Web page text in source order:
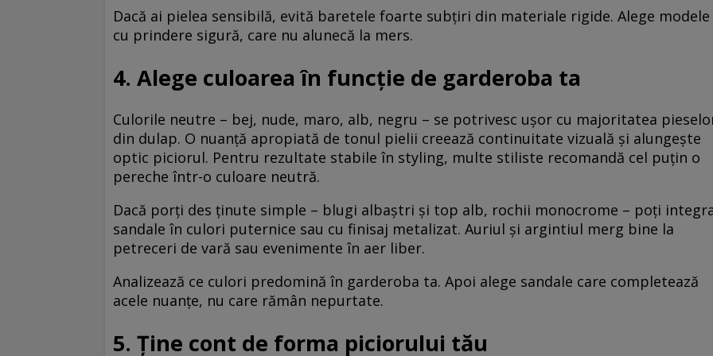
Dacă ai pielea sensibilă, evită baretele foarte subțiri din materiale rigide. Alege modele
cu prindere sigură, care nu alunecă la mers.
4. Alege culoarea în funcție de garderoba ta
Culorile neutre – bej, nude, maro, alb, negru – se potrivesc ușor cu majoritatea
din dulap. O nuanță apropiată de tonul pielii creează continuitate vizuală și alungește
optic piciorul. Pentru rezultate stabile în styling, multe stiliste recomandă cel puțin o
pereche într-o culoare neutră.
Dacă porți des ținute simple – blugi albaștri și top alb, rochii monocrome – poți
sandale în culori puternice sau cu finisaj metalizat. Auriul și argintiul merg bine la
petreceri de vară sau evenimente în aer liber.
Analizează ce culori predomină în garderoba ta. Apoi alege sandale care completează
acele nuanțe, nu care rămân nepurtate.
5. Ține cont de forma piciorului tău